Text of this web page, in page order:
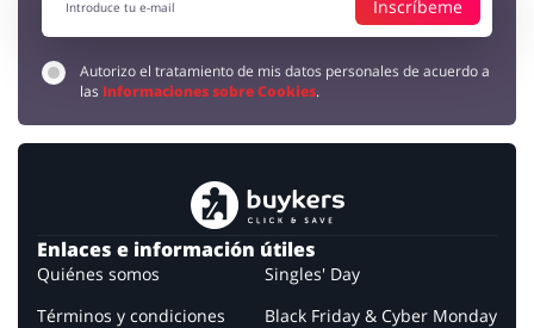
Inscríbeme
Autorizo el tratamiento de mis datos personales de acuerdo a
las Informaciones sobre Cookies.
Enlaces e información útiles
Quiénes somos
Términos y condiciones
Singles' Day
Black Friday & Cyber Monday